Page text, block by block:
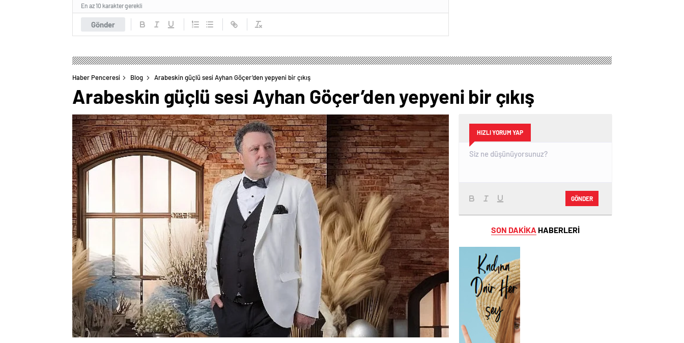
Gönder
En az 10 karakter gerekli
Haber Penceresi Blog Arabeskin güçlü sesi Ayhan Göçer’den yepyeni bir çıkış
Arabeskin güçlü sesi Ayhan Göçer’den yepyeni bir çıkış
HIZLI YORUM YAP
GÖNDER
SON DAKİKA HABERLERİ